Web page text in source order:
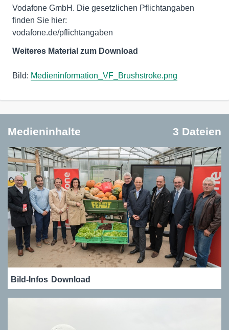
Vodafone GmbH. Die gesetzlichen Pflichtangaben
finden Sie hier:
vodafone.de/pflichtangaben
Weiteres Material zum Download
Bild: Medieninformation_VF_Brushstroke.png
Medieninhalte 3 Dateien
Bild-Infos Download